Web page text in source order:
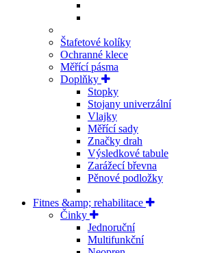
Štafetové kolíky
Ochranné klece
Měřící pásma
Doplňky
Stopky
Stojany univerzální
Vlajky
Měřící sady
Značky drah
Výsledkové tabule
Zarážecí břevna
Pěnové podložky
Fitnes &amp; rehabilitace
Činky
Jednoruční
Multifunkční